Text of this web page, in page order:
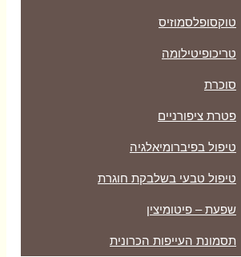
טוקסופלסמוזיס
טריכופיטילומה
סוכרת
פטרת ציפורניים
טיפול בפיברומיאלגיה
טיפול טבעי בשלבקת חוגרת
שפעת – פיטומיצין
תסמונת העייפות הכרונית